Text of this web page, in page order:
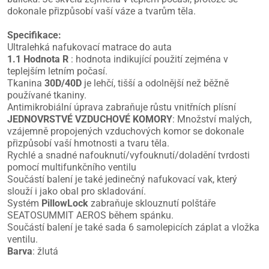
dokonale přizpůsobí vaší váze a tvarům těla.
Specifikace:
Ultralehká nafukovací matrace do auta
1.1 Hodnota R : hodnota indikující použití zejména v
teplejším letním počasí.
Tkanina 30D/40D je lehčí, tišší a odolnější než běžně
používané tkaniny.
Antimikrobiální úprava zabraňuje růstu vnitřních plísní
JEDNOVRSTVÉ VZDUCHOVÉ KOMORY: Množství malých,
vzájemně propojených vzduchových komor se dokonale
přizpůsobí vaší hmotnosti a tvaru těla.
Rychlé a snadné nafouknutí/vyfouknutí/doladění tvrdosti
pomocí multifunkčního ventilu
Součástí balení je také jedinečný nafukovací vak, který
slouží i jako obal pro skladování.
Systém PillowLock zabraňuje sklouznutí polštáře
SEATOSUMMIT AEROS během spánku.
Součástí balení je také sada 6 samolepicích záplat a vložka
ventilu.
Barva: žlutá